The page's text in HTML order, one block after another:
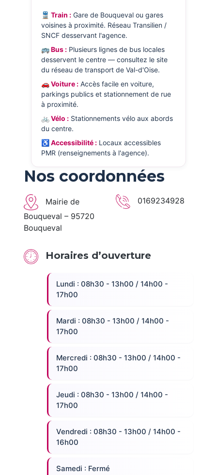
🚆 Train :Gare de Bouqueval ou gares
voisines à proximité. Réseau Transilien /
SNCF desservant l'agence.
🚌 Bus :Plusieurs lignes de bus locales
desservent le centre — consultez le site
du réseau de transport de Val-d'Oise.
🚗 Voiture :Accès facile en voiture,
parkings publics et stationnement de rue
à proximité.
🚲 Vélo :Stationnements vélo aux abords
du centre.
♿ Accessibilité :Locaux accessibles
PMR (renseignements à l'agence).
Nos coordonnées
Mairie de
Bouqueval – 95720
Bouqueval
0169234928
Horaires d’ouverture
Lundi : 08h30 - 13h00 / 14h00 -
17h00
Mardi : 08h30 - 13h00 / 14h00 -
17h00
Mercredi : 08h30 - 13h00 / 14h00 -
17h00
Jeudi : 08h30 - 13h00 / 14h00 -
17h00
Vendredi : 08h30 - 13h00 / 14h00 -
16h00
Samedi : Fermé